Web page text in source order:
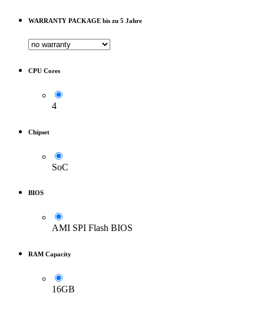
WARRANTY PACKAGE bis zu 5 Jahre
CPU Cores
4
Chipset
SoC
BIOS
AMI SPI Flash BIOS
RAM Capacity
16GB